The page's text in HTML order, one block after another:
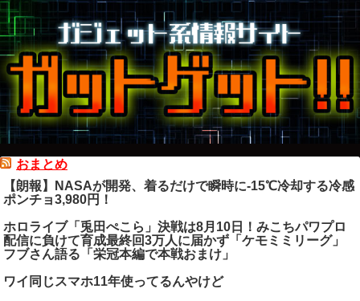
おまとめ
【朗報】NASAが開発、着るだけで瞬時に-15℃冷却する冷感
ポンチョ3,980円！
ホロライブ「兎田ぺこら」決戦は8月10日！みこちパワプロ
配信に負けて育成最終回3万人に届かず「ケモミミリーグ」
フブさん語る「栄冠本編で本戦おまけ」
ワイ同じスマホ11年使ってるんやけど